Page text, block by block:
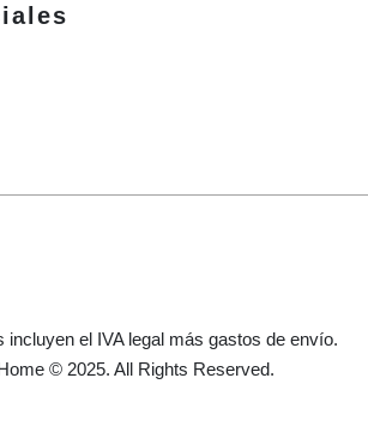
incluyen el IVA legal más gastos de envío.
© 2025. All Rights Reserved.